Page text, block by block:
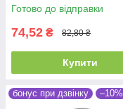
Готово до відправки
74,52 ₴ 82,80 ₴
Купити
бонус при дзвінку –10%